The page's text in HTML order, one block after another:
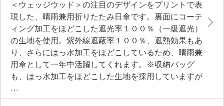
＜ウェッジウッド＞の注目のデザインをプリントで表
現した、晴雨兼用折りたたみ日傘です。裏面にコーテ
ィング加工をほどこした遮光率１００％（一級遮光）
の生地を使用。紫外線遮蔽率１００％、遮熱効果もあ
り、さらにはっ水加工をほどこしているため、晴雨兼
用傘として一年中活躍してくれます。※収納バッグ
も、はっ水加工をほどこした生地を採用していますが
縫い目から水が漏れる場合があります。長傘と折りた
たみ傘のそれぞれ良いところを取り入れ、簡単に開閉